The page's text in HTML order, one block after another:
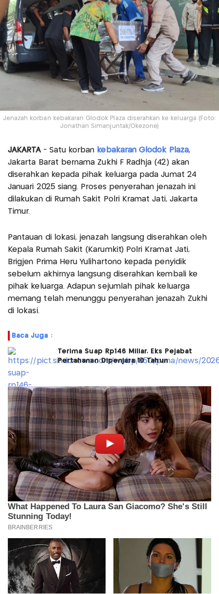
Jenazah korban kebakaran Glodok Plaza diserahkan ke keluarga (Foto:
Jonathan Simanjuntak/Okezone)
JAKARTA - Satu korban kebakaran Glodok Plaza,
Jakarta Barat bernama Zukhi F Radhja (42) akan
diserahkan kepada pihak keluarga pada Jumat 24
Januari 2025 siang. Proses penyerahan jenazah ini
dilakukan di Rumah Sakit Polri Kramat Jati, Jakarta
Timur.
Pantauan di lokasi, jenazah langsung diserahkan oleh
Kepala Rumah Sakit (Karumkit) Polri Kramat Jati,
Brigjen Prima Heru Yulihartono kepada penyidik
sebelum akhirnya langsung diserahkan kembali ke
pihak keluarga. Adapun sejumlah pihak keluarga
memang telah menunggu penyerahan jenazah Zukhi
di lokasi.
Baca Juga :
Terima Suap Rp146 Miliar, Eks Pejabat
Pertahanan Dipenjara 10 Tahun